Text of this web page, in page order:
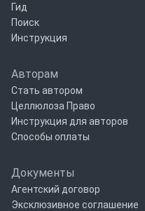
Гид
Поиск
Инструкция
Авторам
Стать автором
Целлюлоза Право
Инструкция для авторов
Способы оплаты
Документы
Агентский договор
Эксклюзивное соглашение